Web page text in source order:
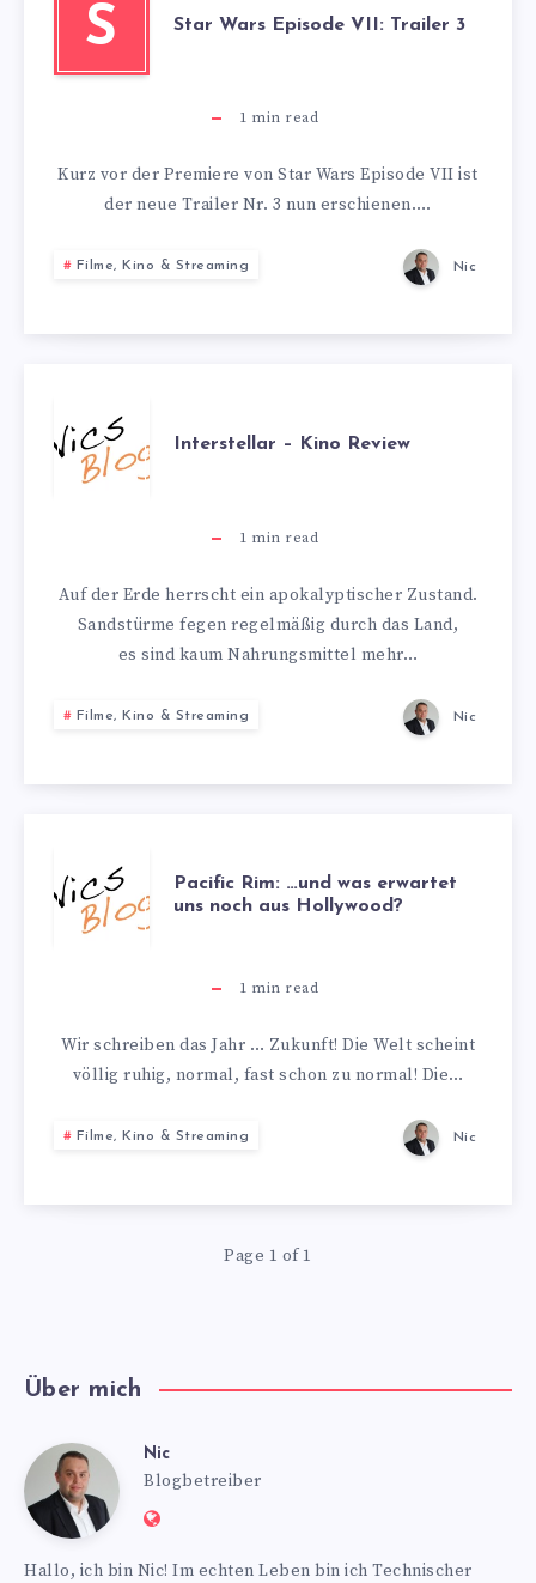
S Star Wars Episode VII: Trailer 3
1 min read
Kurz vor der Premiere von Star Wars Episode VII ist
der neue Trailer Nr. 3 nun erschienen….
Filme, Kino & Streaming Nic
INTERSTELLAR
–
REVIEW
Interstellar – Kino Review
1 min read
Auf der Erde herrscht ein apokalyptischer Zustand.
Sandstürme fegen regelmäßig durch das Land,
es sind kaum Nahrungsmittel mehr…
Filme, Kino & Streaming Nic
PACIFIC
RIM:
UND
UNS
NOCH
HOLLYWOOD?
Pacific Rim: …und was erwartet
uns noch aus Hollywood?
1 min read
Wir schreiben das Jahr … Zukunft! Die Welt scheint
völlig ruhig, normal, fast schon zu normal! Die…
Filme, Kino & Streaming Nic
Page 1 of 1
Über mich
Nic Nic
Blogbetreiber
Website:
Hallo, ich bin Nic! Im echten Leben bin ich Technischer